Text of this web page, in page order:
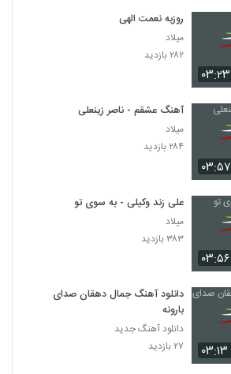
۰۳:۲۳
روزبه نعمت الهی
میلاد
۲۸۲ بازدید
۰۳:۵۷
آهنگ عشقم - ناصر زینعلی
میلاد
۲۸۴ بازدید
۰۳:۵۶
علی زند وکیلی - به سوی تو
میلاد
۳۸۳ بازدید
۰۳:۱۳
دانلود آهنگ جمال دهقان صدای
بارونه
دانلود آهنگ جدید
۲۷ بازدید